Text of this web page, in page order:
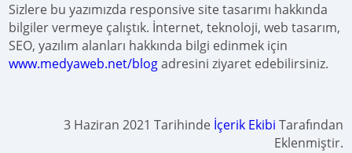
Sizlere bu yazımızda responsive site tasarımı hakkında
bilgiler vermeye çalıştık. İnternet, teknoloji, web tasarım,
SEO, yazılım alanları hakkında bilgi edinmek için
www.medyaweb.net/blogadresini ziyaret edebilirsiniz.
3 Haziran 2021 Tarihinde İçerik Ekibi Tarafından
Eklenmiştir.